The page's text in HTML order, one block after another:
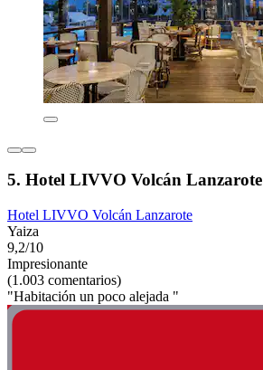
5. Hotel LIVVO Volcán Lanzarote
Hotel LIVVO Volcán Lanzarote
Yaiza
9,2/10
Impresionante
(1.003 comentarios)
"Habitación un poco alejada "